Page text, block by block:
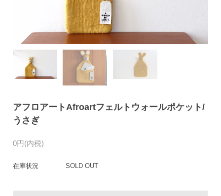
アフロアートAfroartフェルトウォールポケット/
うさぎ
0円(内税)
在庫状況 SOLD OUT